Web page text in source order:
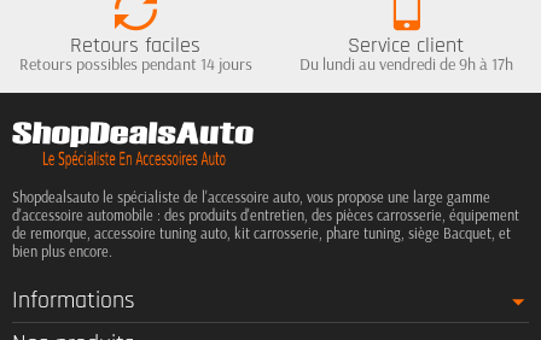
Retours faciles
Retours possibles pendant 14 jours
Service client
Du lundi au vendredi de 9h à 17h
Shopdealsauto le spécialiste de l'accessoire auto, vous propose une large gamme
d'accessoire automobile : des produits d'entretien, des pièces carrosserie, équipement
de remorque, accessoire tuning auto, kit carrosserie, phare tuning, siège Bacquet, et
bien plus encore.
Informations